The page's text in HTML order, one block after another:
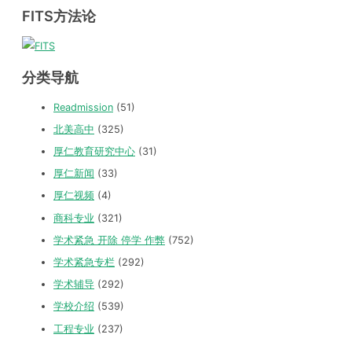
FITS方法论
分类导航
Readmission (51)
北美高中 (325)
厚仁教育研究中心 (31)
厚仁新闻 (33)
厚仁视频 (4)
商科专业 (321)
学术紧急 开除 停学 作弊 (752)
学术紧急专栏 (292)
学术辅导 (292)
学校介绍 (539)
工程专业 (237)